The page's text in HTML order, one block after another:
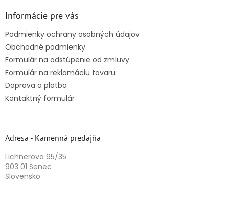
Informácie pre vás
Podmienky ochrany osobných údajov
Obchodné podmienky
Formulár na odstúpenie od zmluvy
Formulár na reklamáciu tovaru
Doprava a platba
Kontaktný formulár
Adresa - Kamenná predajňa
Lichnerova 95/35
903 01 Senec
Slovensko